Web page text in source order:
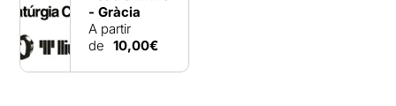
- Gràcia
A partir
de 10,00€